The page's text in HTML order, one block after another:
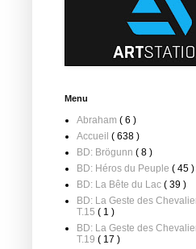
Menu
Abraham ( 6 )
Accueil ( 638 )
BD: Brögunn ( 8 )
BD: Héros du Peuple ( 45 )
BD: La Bête du Lac ( 39 )
BD: La Geste des
T.15 ( 1 )
BD: La Geste des
T.19 ( 17 )